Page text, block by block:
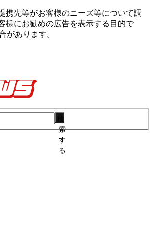
携先等がお客様のニーズ等について調
様にお勧めの広告を表⽰する⽬的で
があります。
索
す
る